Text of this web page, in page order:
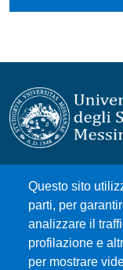
Questo sito
parti, per
analizzare il
profilazione e
per mostrare
Università degli
Piazza Pugliatti, 1
Cod. Fiscale
P.IVA 00724160833
Centralino: 090 676